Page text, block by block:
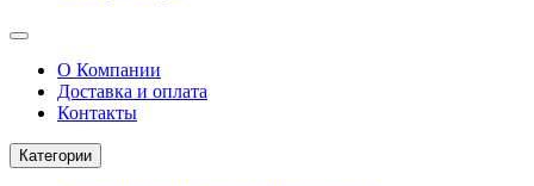
О Компании
Доставка и оплата
Контакты
Категории